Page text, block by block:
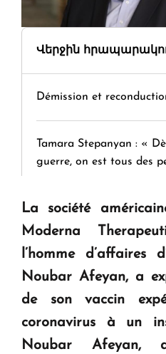
Վերջին
Démission et
Tamara Stepanyan : «
guerre, on est tous des
" Tant qu'il n'existe pas
question d'un
KASA : 30 ans d'audace,
Le premier hôtel Hyatt
La société
Moderna
l’homme d’affaires
Noubar Afeyan, a
de son vaccin
coronavirus à un
Noubar Afeyan,